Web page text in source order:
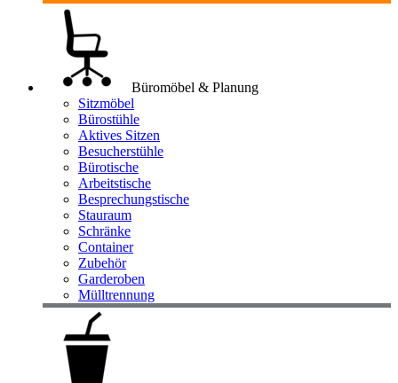
Büromöbel & Planung
Sitzmöbel
Bürostühle
Aktives Sitzen
Besucherstühle
Bürotische
Arbeitstische
Besprechungstische
Stauraum
Schränke
Container
Zubehör
Garderoben
Mülltrennung